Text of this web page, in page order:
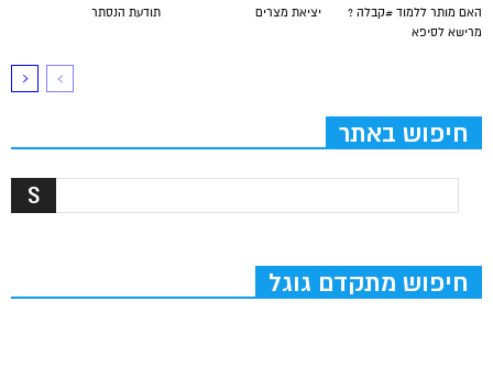
תודעת הנסתר יציאת מצרים
האם מותר ללמוד #קבלה ?
מרישא לסיפא
חיפוש באתר
חיפוש מתקדם גוגל